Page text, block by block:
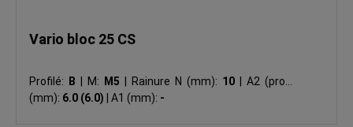
Vario bloc 25 CS
Profilé: B M: M5 Rainure N (mm): 10
A2 (profil)
(mm): 6.0 (6.0) A1 (mm): -